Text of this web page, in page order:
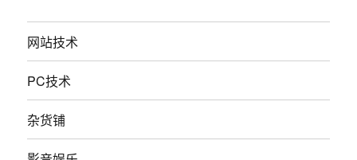
网站技术
PC技术
杂货铺